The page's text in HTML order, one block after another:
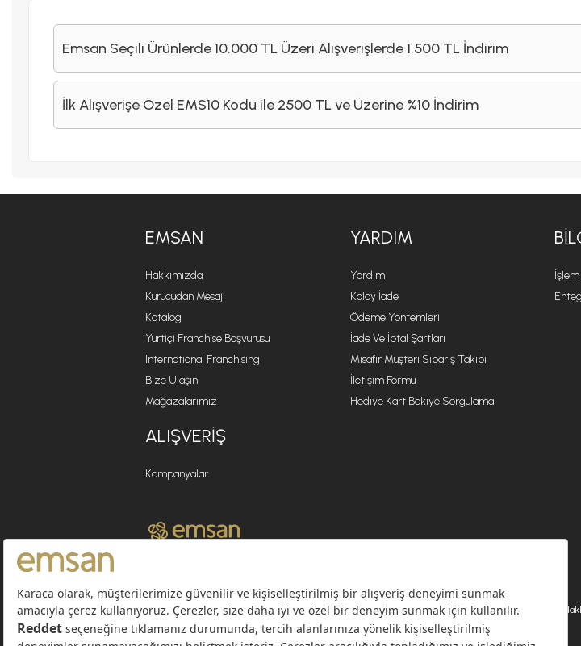
Emsan Seçili Ürünlerde 10.000 TL Üzeri Alışverişlerde 1.500 TL İndirim
İlk Alışverişe Özel EMS10 Kodu ile 2500 TL ve Üzerine %10 İndirim
EMSAN
Hakkımızda
Kurucudan Mesaj
Katalog
Yurtiçi Franchise Başvurusu
International Franchising
Bize Ulaşın
Mağazalarımız
YARDIM
Yardım
Kolay İade
Ödeme Yöntemleri
İade Ve İptal Şartları
Misafir Müşteri Sipariş Takibi
İletişim Formu
Hediye Kart Bakiye Sorgulama
ALIŞVERIŞ
Kampanyalar
© 2026 EMSAN A.Ş. Tüm